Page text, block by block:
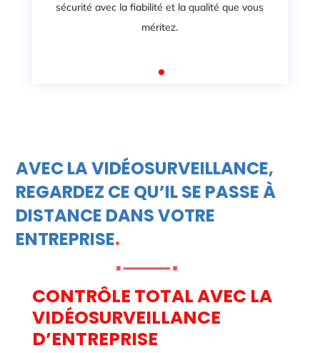
sécurité avec la fiabilité et la qualité que vous
méritez.
AVEC LA VIDÉOSURVEILLANCE,
REGARDEZ CE QU’IL SE PASSE À
DISTANCE DANS VOTRE
ENTREPRISE.
CONTRÔLE TOTAL AVEC LA
VIDÉOSURVEILLANCE
D’ENTREPRISE